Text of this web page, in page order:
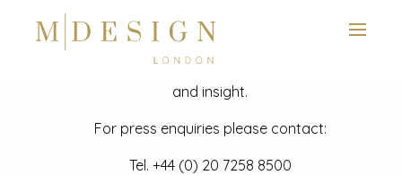
News
Latest mdesign development project and advisory news
and insight.
For press enquiries please contact:
Tel. +44 (0) 20 7258 8500